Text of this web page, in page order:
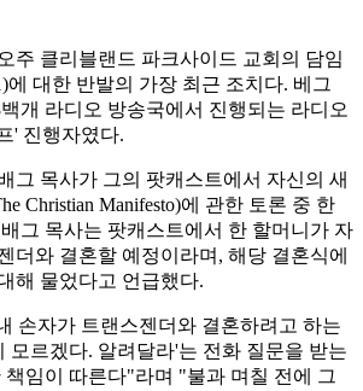
주 클리블랜드 파크사이드 교회의 담임
에 대한 반발의 가장 최근 조치다. 베그
개 라디오 방송국에서 진행되는 라디오
' 진행자였다.
그 목사가 그의 팟캐스트에서 자신의 새
Christian Manifesto)에 관한 토론 중 한
그 목사는 팟캐스트에서 한 할머니가 자
더와 결혼할 예정이라며, 해당 결혼식에
해 물었다고 언급했다.
손자가 트랜스젠더와 결혼하려고 하는
모르겠다. 알려달라'는 전화 질문을 받는
책임이 따른다"라며 "불과 며칠 전에 그